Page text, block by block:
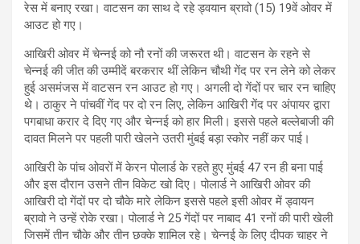
रेस में बनाए रखा। वाटसन का साथ दे रहे ड्वयान ब्रावो (15) 19वें ओवर में
आउट हो गए।
आखिरी ओवर में चेन्नई को नौ रनों की जरूरत थी। वाटसन के रहने से
चेन्नई की जीत की उम्मीदें बरकरार थीं लेकिन चौथी गेंद पर रन लेने को लेकर
हुई असमंजस में वाटसन रन आउट हो गए। अगली दो गेंदों पर चार रन चाहिए
थे। ठाकुर ने पांचवीं गेंद पर दो रन लिए, लेकिन आखिरी गेंद पर अंपायर द्वारा
पगबाधा करार दे दिए गए और चेन्नई को हार मिली। इससे पहले बल्लेबाजी की
दावत मिलने पर पहली पारी खेलने उतरी मुंबई बड़ा स्कोर नहीं कर पाई।
आखिरी के पांच ओवरों में केरन पोलार्ड के रहते हुए मुंबई 47 रन ही बना पाई
और इस दौरान उसने तीन विकेट खो दिए। पोलार्ड ने आखिरी ओवर की
आखिरी दो गेंदों पर दो चौके मारे लेकिन इससे पहले इसी ओवर में ड्वायन
ब्रावो ने उन्हें रोके रखा। पोलार्ड ने 25 गेंदों पर नाबाद 41 रनों की पारी खेली
जिसमें तीन चौके और तीन छक्के शामिल रहे। चेन्नई के लिए दीपक चाहर ने